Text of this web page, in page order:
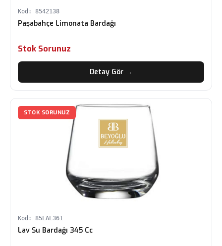
Kod: 8542138
Paşabahçe Limonata Bardağı
Stok Sorunuz
Detay Gör →
STOK SORUNUZ
Kod: 85LAL361
Lav Su Bardağı 345 Cc